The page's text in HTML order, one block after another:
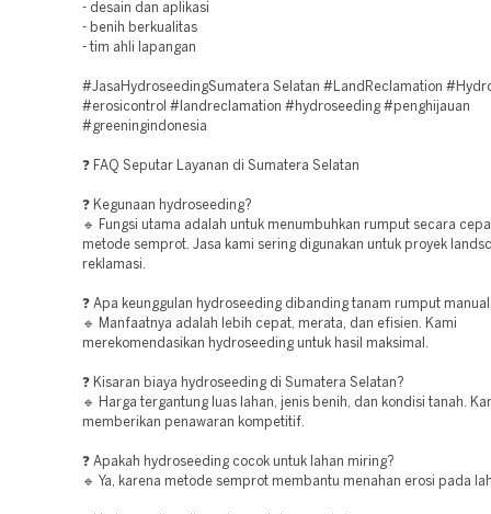
- desain dan aplikasi
- benih berkualitas
- tim ahli lapangan
#JasaHydroseedingSumatera Selatan #LandReclamation
#erosicontrol #landreclamation #hydroseeding #penghijauan
#greeningindonesia
❓ FAQ Seputar Layanan di Sumatera Selatan
❓ Kegunaan hydroseeding?
🔹 Fungsi utama adalah untuk menumbuhkan rumput secara
metode semprot. Jasa kami sering digunakan untuk proyek
reklamasi.
❓ Apa keunggulan hydroseeding dibanding tanam rumput
🔹 Manfaatnya adalah lebih cepat, merata, dan efisien. Kami
merekomendasikan hydroseeding untuk hasil maksimal.
❓ Kisaran biaya hydroseeding di Sumatera Selatan?
🔹 Harga tergantung luas lahan, jenis benih, dan kondisi tanah.
memberikan penawaran kompetitif.
❓ Apakah hydroseeding cocok untuk lahan miring?
🔹 Ya, karena metode semprot membantu menahan erosi pada